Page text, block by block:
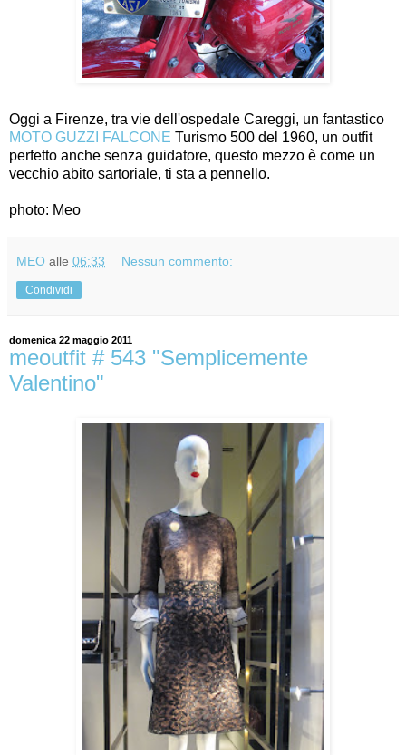
Oggi a Firenze, tra vie dell'ospedale Careggi, un fantastico
MOTO GUZZI FALCONE Turismo 500 del 1960, un outfit
perfetto anche senza guidatore, questo mezzo è come un
vecchio abito sartoriale, ti sta a pennello.
photo: Meo
MEO alle 06:33 Nessun commento:
Condividi
domenica 22 maggio 2011
meoutfit # 543 "Semplicemente
Valentino"